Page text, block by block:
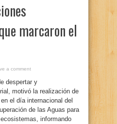
marcaron el
a comment
despertar y
motivó la realización de
el día internacional del
de las Aguas para
informando